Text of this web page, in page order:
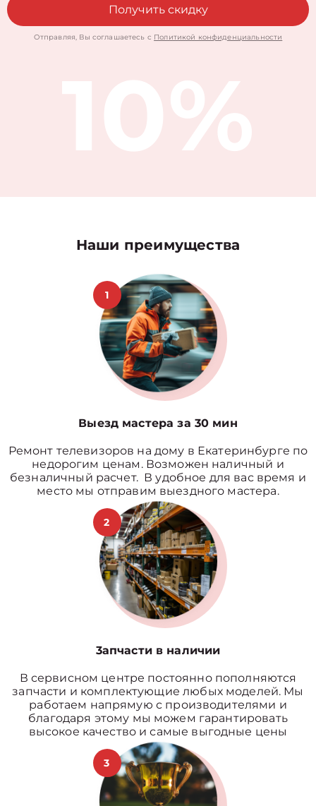
Получить скидку
Отправляя, Вы соглашаетесь с Политикой конфиденциальности
Наши преимущества
1
Выезд мастера за 30 мин
Ремонт телевизоров на дому в Екатеринбурге по
недорогим ценам. Возможен наличный и
безналичный расчет. В удобное для вас время и
место мы отправим выездного мастера.
2
3апчасти в наличии
В сервисном центре постоянно пополняются
запчасти и комплектующие любых моделей. Мы
работаем напрямую с производителями и
благодаря этому мы можем гарантировать
высокое качество и самые выгодные цены
3